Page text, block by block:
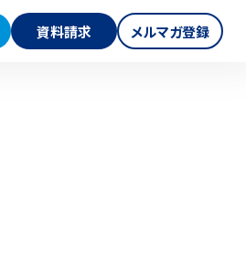
資料請求 メルマガ登録